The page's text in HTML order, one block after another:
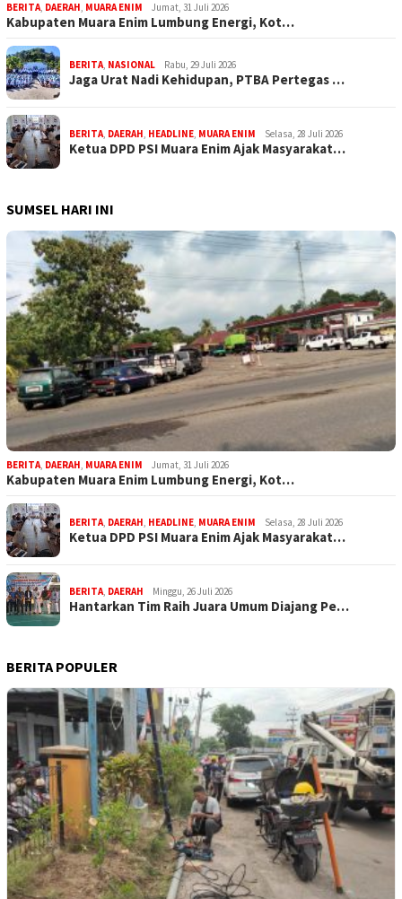
BERITA, DAERAH, MUARA ENIM Jumat, 31 Juli 2026
Kabupaten Muara Enim Lumbung Energi, Kot…
BERITA, NASIONAL Rabu, 29 Juli 2026
Jaga Urat Nadi Kehidupan, PTBA Pertegas …
BERITA, DAERAH, HEADLINE, MUARA ENIM Selasa, 28 Juli 2026
Ketua DPD PSI Muara Enim Ajak Masyarakat…
SUMSEL HARI INI
BERITA, DAERAH, MUARA ENIM Jumat, 31 Juli 2026
Kabupaten Muara Enim Lumbung Energi, Kot…
BERITA, DAERAH, HEADLINE, MUARA ENIM Selasa, 28 Juli 2026
Ketua DPD PSI Muara Enim Ajak Masyarakat…
BERITA, DAERAH Minggu, 26 Juli 2026
Hantarkan Tim Raih Juara Umum Diajang Pe…
BERITA POPULER